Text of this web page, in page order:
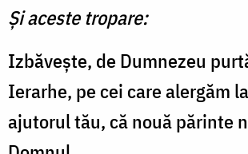
Și aceste tropare:
Izbăvește, de Dumnezeu
Ierarhe, pe cei care alergăm
ajutorul tău, că nouă părinte